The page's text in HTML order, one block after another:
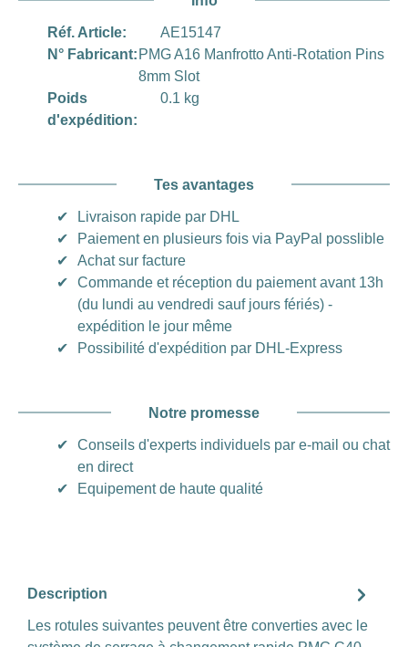
Réf. Article:
AE15147
N° Fabricant: PMG A16 Manfrotto Anti-Rotation Pins
8mm Slot
Poids
d'expédition:
0.1 kg
Tes avantages
✔
Livraison rapide par DHL
✔
Paiement en plusieurs fois via PayPal posslible
✔
Achat sur facture
✔
Commande et réception du paiement avant 13h
(du lundi au vendredi sauf jours fériés) -
expédition le jour même
✔
Possibilité d'expédition par DHL-Express
Notre promesse
✔
Conseils d'experts individuels par e-mail ou chat
en direct
✔
Equipement de haute qualité
Description
Les rotules suivantes peuvent être converties avec le